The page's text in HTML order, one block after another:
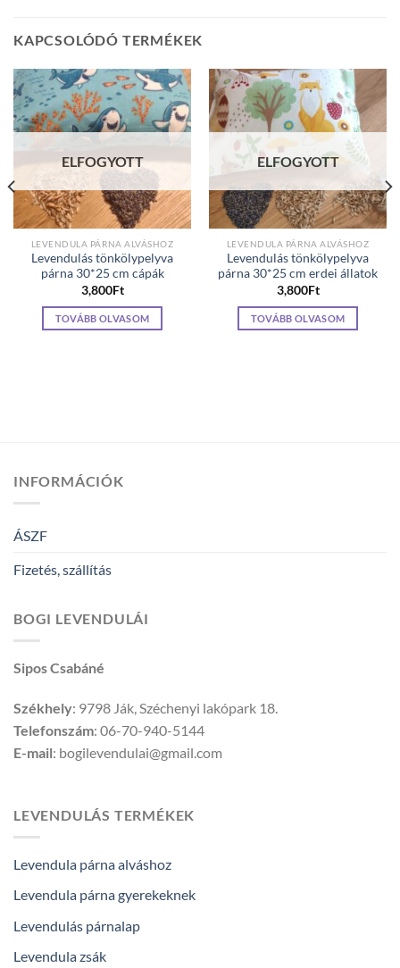
KAPCSOLÓDÓ TERMÉKEK
ELFOGYOTT
LEVENDULA PÁRNA ALVÁSHOZ
Levendulás tönkölypelyva
párna 30*25 cm cápák
3,800Ft
TOVÁBB OLVASOM
ELFOGYOTT
LEVENDULA PÁRNA ALVÁSHOZ
Levendulás tönkölypelyva
párna 30*25 cm erdei állatok
3,800Ft
TOVÁBB OLVASOM
INFORMÁCIÓK
ÁSZF
Fizetés, szállítás
BOGI LEVENDULÁI
Sipos Csabáné
Székhely: 9798 Ják, Széchenyi lakópark 18.
Telefonszám: 06-70-940-5144
E-mail: bogilevendulai@gmail.com
LEVENDULÁS TERMÉKEK
Levendula párna alváshoz
Levendula párna gyerekeknek
Levendulás párnalap
Levendula zsák